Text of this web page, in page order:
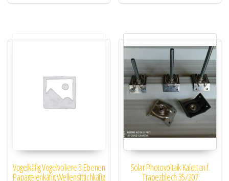
Vogelkäfig Vogelvoliere 3 Ebenen
Papageienkäfig Wellensittichkäfig
Solar Photovoltaik Kalotten f.
Trapezblech 35/207